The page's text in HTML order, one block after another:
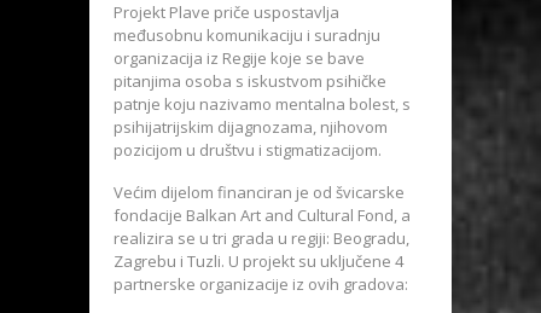
Projekt Plave priče uspostavlja
međusobnu komunikaciju i suradnju
organizacija iz Regije koje se bave
pitanjima osoba s iskustvom psihičke
patnje koju nazivamo mentalna bolest, s
psihijatrijskim dijagnozama, njihovom
pozicijom u društvu i stigmatizacijom.
Većim dijelom financiran je od švicarske
fondacije Balkan Art and Cultural Fond, a
realizira se u tri grada u regiji: Beogradu,
Zagrebu i Tuzli. U projekt su uključene 4
partnerske organizacije iz ovih gradova: